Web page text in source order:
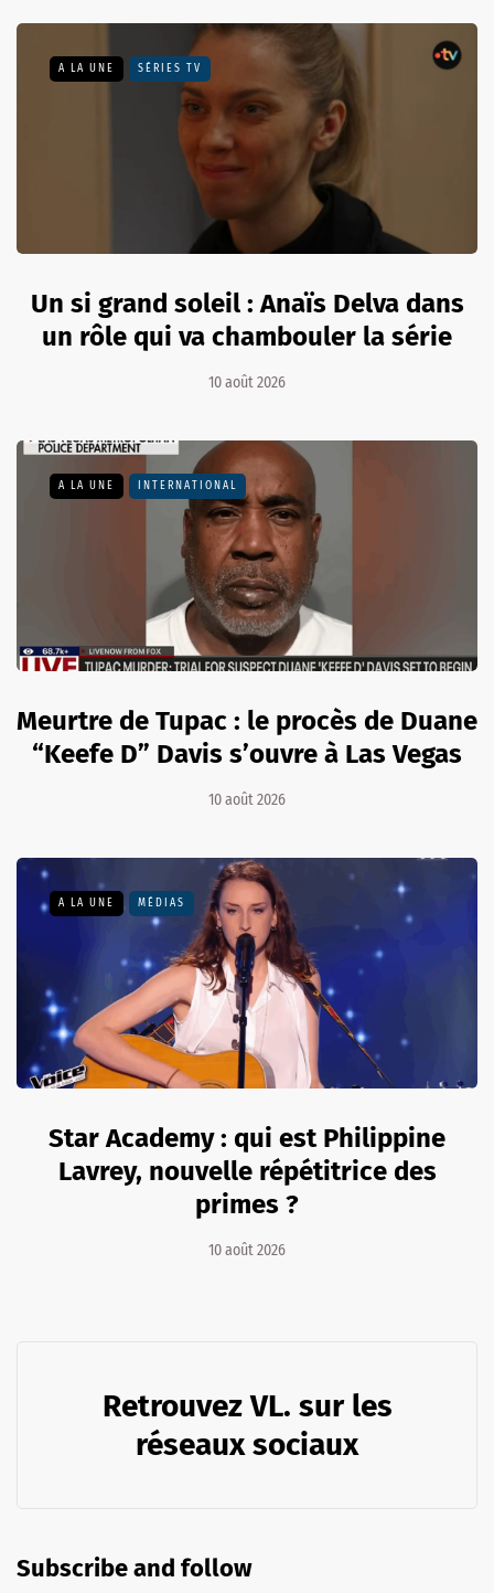
A LA UNE SÉRIES TV
Un si grand soleil : Anaïs Delva dans
un rôle qui va chambouler la série
10 août 2026
A LA UNE INTERNATIONAL
Meurtre de Tupac : le procès de Duane
“Keefe D” Davis s’ouvre à Las Vegas
10 août 2026
A LA UNE MÉDIAS
Star Academy : qui est Philippine
Lavrey, nouvelle répétitrice des
primes ?
10 août 2026
Retrouvez VL. sur les
réseaux sociaux
Subscribe and follow